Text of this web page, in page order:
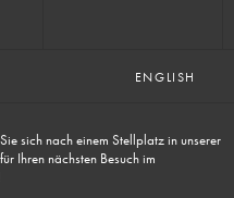
ENGLISH
sich nach einem Stellplatz in unserer
Ihren nächsten Besuch im